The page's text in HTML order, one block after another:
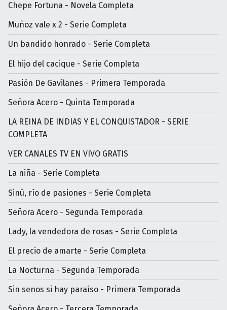
Chepe Fortuna - Novela Completa
Muñoz vale x 2 - Serie Completa
Un bandido honrado - Serie Completa
El hijo del cacique - Serie Completa
Pasión De Gavilanes - Primera Temporada
Señora Acero - Quinta Temporada
LA REINA DE INDIAS Y EL CONQUISTADOR - SERIE
COMPLETA
VER CANALES TV EN VIVO GRATIS
La niña - Serie Completa
Sinú, río de pasiones - Serie Completa
Señora Acero - Segunda Temporada
Lady, la vendedora de rosas - Serie Completa
El precio de amarte - Serie Completa
La Nocturna - Segunda Temporada
Sin senos si hay paraíso - Primera Temporada